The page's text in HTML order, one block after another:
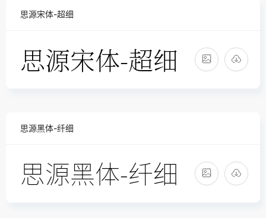
思源宋体-超细
思源黑体-纤细